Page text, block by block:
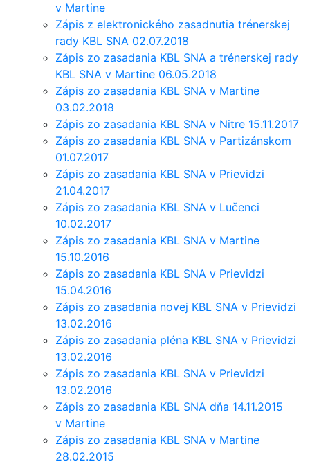
v Martine
Zápis z elektronického zasadnutia trénerskej
rady KBL SNA 02.07.2018
Zápis zo zasadania KBL SNA a trénerskej rady
KBL SNA v Martine 06.05.2018
Zápis zo zasadania KBL SNA v Martine
03.02.2018
Zápis zo zasadania KBL SNA v Nitre 15.11.2017
Zápis zo zasadania KBL SNA v Partizánskom
01.07.2017
Zápis zo zasadania KBL SNA v Prievidzi
21.04.2017
Zápis zo zasadania KBL SNA v Lučenci
10.02.2017
Zápis zo zasadania KBL SNA v Martine
15.10.2016
Zápis zo zasadania KBL SNA v Prievidzi
15.04.2016
Zápis zo zasadania novej KBL SNA v Prievidzi
13.02.2016
Zápis zo zasadania pléna KBL SNA v Prievidzi
13.02.2016
Zápis zo zasadania KBL SNA v Prievidzi
13.02.2016
Zápis zo zasadania KBL SNA dňa 14.11.2015
v Martine
Zápis zo zasadania KBL SNA v Martine
28.02.2015